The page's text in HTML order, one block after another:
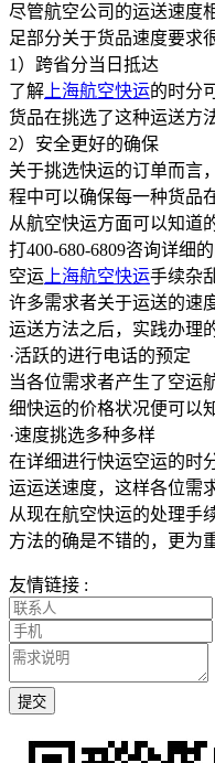
尽管航空公司的运送速度
足部分关于货品速度要求
1）跨省分当日抵达
了解 上海航空快运的时分
货品在挑选了这种运送方
2）安全更好的确保
关于挑选快运的订单而言
程中可以确保每一种货品
从航空快运方面可以知道
打400-680-6809咨询详细
空运 上海航空快运手续杂
许多需求者关于运送的速
运送方法之后，实践办理
·活跃的进行电话的预定
当各位需求者产生了空运
细快运的价格状况便可以
·速度挑选多种多样
在详细进行快运空运的时
运运送速度，这样各位需
从现在航空快运的处理手
方法的确是不错的，更为
友情链接 :
提交